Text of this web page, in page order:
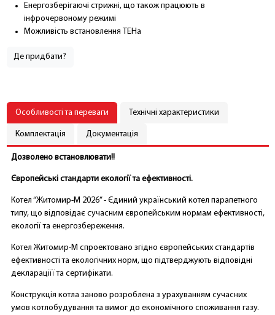
Енергозберігаючі стрижні, що також працюють в
інфрочервоному режимі
Можливість встановлення ТЕНа
Де придбати?
Особливості та переваги Технічні характеристики
Комплектація Документація
Дозволено встановлювати!!
Європейські стандарти екології та ефективності.
Котел “Житомир-М 2026” - Єдиний український котел парапетного
типу, що відповідає сучасним європейським нормам ефективності,
екології та енергозбереження.
Котел Житомир-М спроектовано згідно європейських стандартів
ефективності та екологічних норм, що підтверджують відповідні
деклараціїї та сертифікати.
Конструкція котла заново розроблена з урахуванням сучасних
умов котлобудування та вимог до економічного споживання газу.